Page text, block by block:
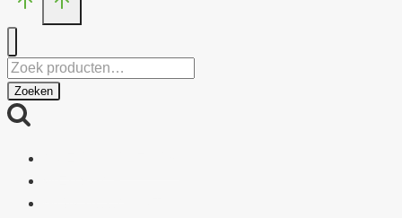
Zoeken
naar:
Zoeken